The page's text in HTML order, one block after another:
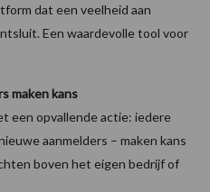
dat een veelheid aan
Een waardevolle tool voor
maken kans
een opvallende actie: iedere
aanmelders – maken kans
boven het eigen bedrijf of